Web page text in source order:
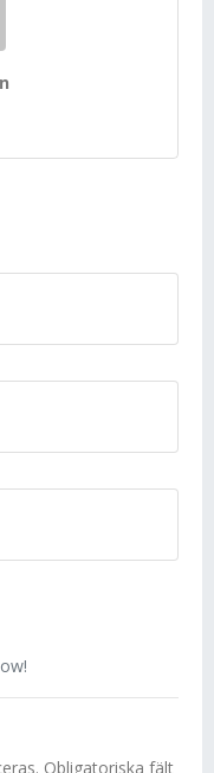
Obligatoriska fält